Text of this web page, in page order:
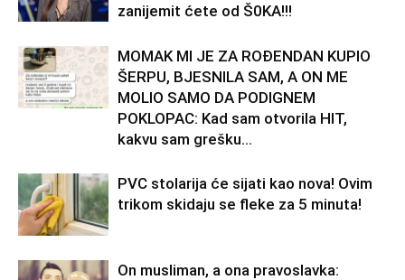
zanijemit ćete od Š0KA!!!
MOMAK MI JE ZA ROĐENDAN KUPIO
ŠERPU, BJESNILA SAM, A ON ME
MOLIO SAMO DA PODIGNEM
POKLOPAC: Kad sam otvorila HIT,
kakvu sam grešku...
PVC stolarija će sijati kao nova! Ovim
trikom skidaju se fleke za 5 minuta!
On musliman, a ona pravoslavka: